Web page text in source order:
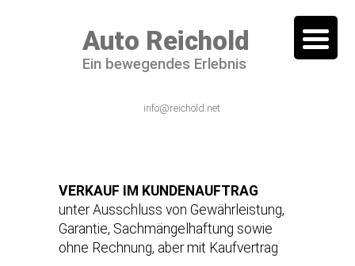
Auto Reichold
Ein bewegendes Erlebnis
info@reichold.net
VERKAUF IM KUNDENAUFTRAG
unter Ausschluss von Gewährleistung,
Garantie, Sachmängelhaftung sowie
ohne Rechnung, aber mit Kaufvertrag